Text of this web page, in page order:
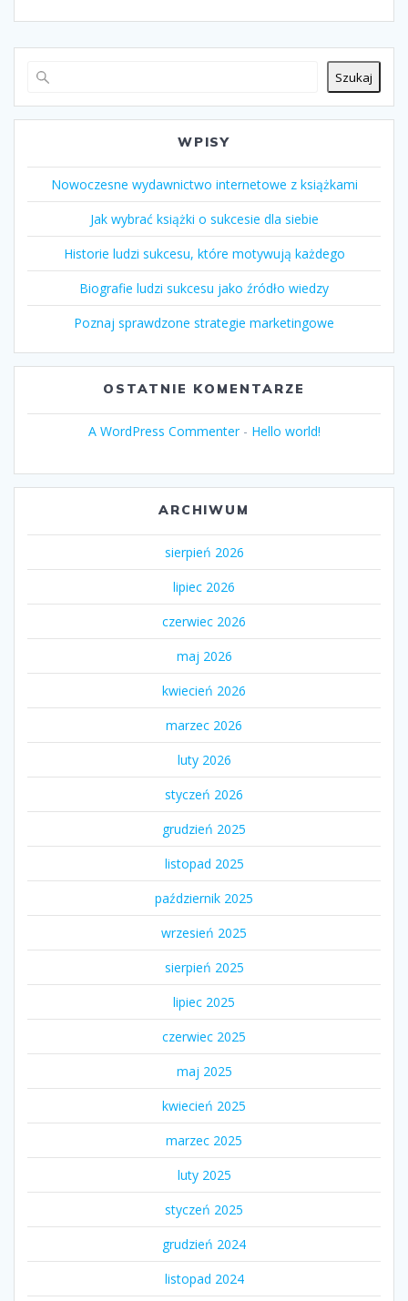
wpisach
Szukaj
WPISY
Nowoczesne wydawnictwo internetowe z książkami
Jak wybrać książki o sukcesie dla siebie
Historie ludzi sukcesu, które motywują każdego
Biografie ludzi sukcesu jako źródło wiedzy
Poznaj sprawdzone strategie marketingowe
OSTATNIE KOMENTARZE
A WordPress Commenter- Hello world!
ARCHIWUM
sierpień 2026
lipiec 2026
czerwiec 2026
maj 2026
kwiecień 2026
marzec 2026
luty 2026
styczeń 2026
grudzień 2025
listopad 2025
październik 2025
wrzesień 2025
sierpień 2025
lipiec 2025
czerwiec 2025
maj 2025
kwiecień 2025
marzec 2025
luty 2025
styczeń 2025
grudzień 2024
listopad 2024